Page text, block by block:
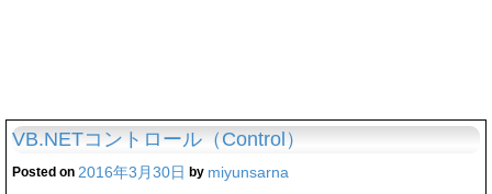
VB.NETコントロール（Control）
Posted on 2016年3月30日 by miyunsarna